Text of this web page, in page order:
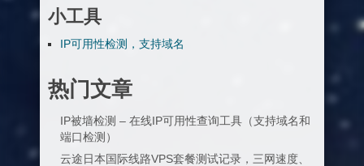
小工具
IP可用性检测，支持域名
热门文章
IP被墙检测 – 在线IP可用性查询工具（支持域名和
端口检测）
云途日本国际线路VPS套餐测试记录，三网速度、